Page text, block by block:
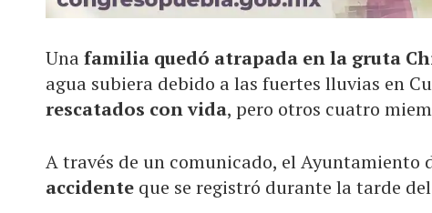
Unafamilia quedó atrapada en la gruta
agua subiera debido a las fuertes lluvias en
rescatados con vida, pero otros cuatro
A través de un comunicado, el
accidente que se registró durante la tarde